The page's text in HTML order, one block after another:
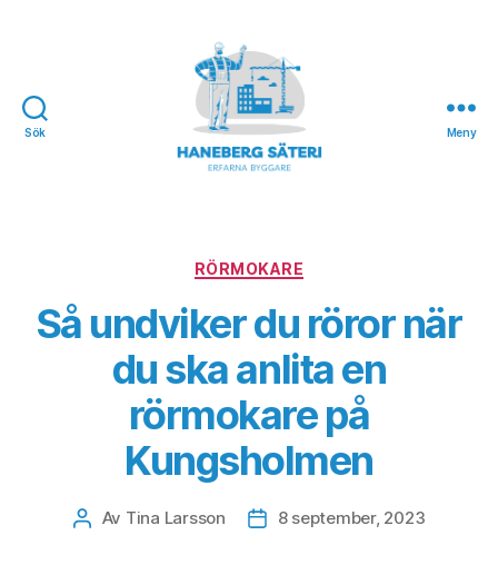
Sök Meny
Kategorier
RÖRMOKARE
Så undviker du röror när
du ska anlita en
rörmokare på
Kungsholmen
Inläggsförfattare
Av Tina Larsson Inläggsdatum
8 september, 2023